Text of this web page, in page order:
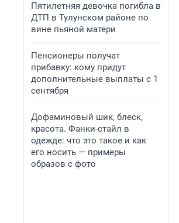
Пятилетняя девочка погибла в
ДТП в Тулунском районе по
вине пьяной матери
Пенсионеры получат
прибавку: кому придут
дополнительные выплаты с 1
сентября
Дофаминовый шик, блеск,
красота. Фанки-стайл в
одежде: что это такое и как
его носить — примеры
образов с фото